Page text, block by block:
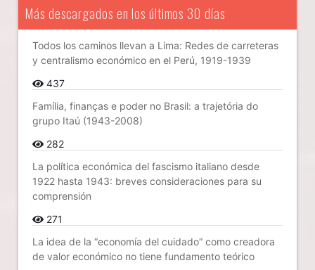
Más descargados en los últimos 30 días
Todos los caminos llevan a Lima: Redes de carreteras
y centralismo económico en el Perú, 1919-1939
437
Família, finanças e poder no Brasil: a trajetória do
grupo Itaú (1943-2008)
282
La política económica del fascismo italiano desde
1922 hasta 1943: breves consideraciones para su
comprensión
271
La idea de la “economía del cuidado” como creadora
de valor económico no tiene fundamento teórico